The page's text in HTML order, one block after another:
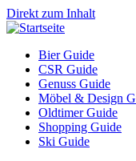
Direkt zum Inhalt
Bier Guide
CSR Guide
Genuss Guide
Möbel & Design
Oldtimer Guide
Shopping Guide
Ski Guide